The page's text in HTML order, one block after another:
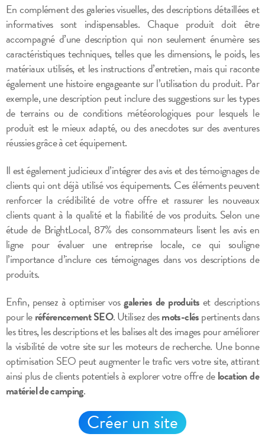
En complément des galeries visuelles, des descriptions détaillées et
informatives sont indispensables. Chaque produit doit être
accompagné d’une description qui non seulement énumère ses
caractéristiques techniques, telles que les dimensions, le poids, les
matériaux utilisés, et les instructions d’entretien, mais qui raconte
également une histoire engageante sur l’utilisation du produit. Par
exemple, une description peut inclure des suggestions sur les types
de terrains ou de conditions météorologiques pour lesquels le
produit est le mieux adapté, ou des anecdotes sur des aventures
réussies grâce à cet équipement.
Il est également judicieux d’intégrer des avis et des témoignages de
clients qui ont déjà utilisé vos équipements. Ces éléments peuvent
renforcer la crédibilité de votre offre et rassurer les nouveaux
clients quant à la qualité et la fiabilité de vos produits. Selon une
étude de BrightLocal, 87% des consommateurs lisent les avis en
ligne pour évaluer une entreprise locale, ce qui souligne
l’importance d’inclure ces témoignages dans vos descriptions de
produits.
Enfin, pensez à optimiser vosgaleries de produits et descriptions
pour leréférencement SEO. Utilisez desmots-cléspertinents dans
les titres, les descriptions et les balises alt des images pour améliorer
la visibilité de votre site sur les moteurs de recherche. Une bonne
optimisation SEO peut augmenter le trafic vers votre site, attirant
ainsi plus de clients potentiels à explorer votre offre delocation de
matériel de camping.
Créer un site